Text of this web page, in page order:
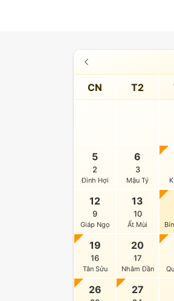
CN T2
5
2
Đinh Hợi
6
3
Mậu Tý
12
9
Giáp Ngọ
13
10
Ất Mùi
19
16
Tân Sửu
20
17
Nhâm Dần
26 27